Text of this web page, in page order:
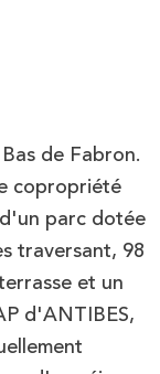
de Fabron.
copropriété
parc dotée
traversant, 98
et un
d'ANTIBES,